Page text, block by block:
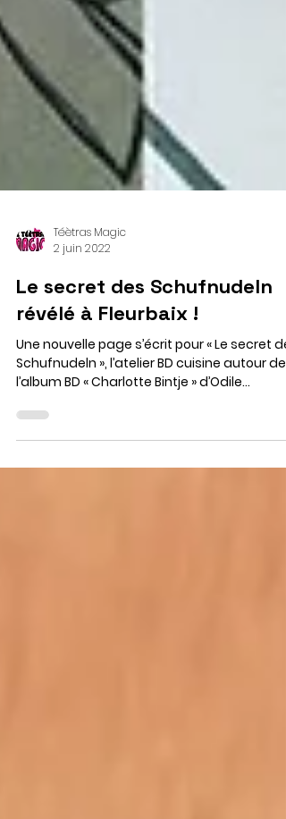
Téètras Magic
2 juin 2022
Le secret des Schufnudeln
révélé à Fleurbaix !
Schufnudeln », l’atelier BD cuisine autour de
l’album BD « Charlotte Bintje » d’Odile...